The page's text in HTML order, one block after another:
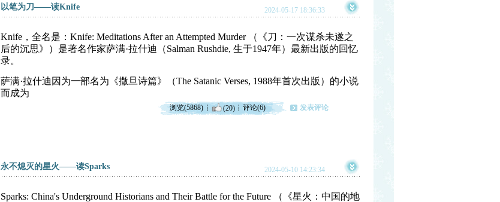
以笔为刀——读Knife 2024-05-17 18:36:33
Knife，全名是：Knife: Meditations After an Attempted Murder （《刀：一次谋杀未遂之
后的沉思》）是著名作家萨满·拉什迪（Salman Rushdie, 生于1947年）最新出版的回忆
录。
萨满·拉什迪因为一部名为《撒旦诗篇》（The Satanic Verses, 1988年首次出版）的小说
而成为
浏览(5868) (20) 评论(6) 发表评论
永不熄灭的星火——读Sparks 2024-05-10 14:23:34
Sparks: China's Underground Historians and Their Battle for the Future （《星火：中国的地